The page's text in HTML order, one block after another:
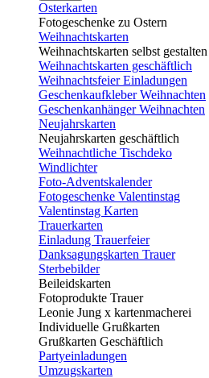
Osterkarten
Fotogeschenke zu Ostern
Weihnachtskarten
Weihnachtskarten selbst gestalten
Weihnachtskarten geschäftlich
Weihnachtsfeier Einladungen
Geschenkaufkleber Weihnachten
Geschenkanhänger Weihnachten
Neujahrskarten
Neujahrskarten geschäftlich
Weihnachtliche Tischdeko
Windlichter
Foto-Adventskalender
Fotogeschenke Valentinstag
Valentinstag Karten
Trauerkarten
Einladung Trauerfeier
Danksagungskarten Trauer
Sterbebilder
Beileidskarten
Fotoprodukte Trauer
Leonie Jung x kartenmacherei
Individuelle Grußkarten
Grußkarten Geschäftlich
Partyeinladungen
Umzugskarten